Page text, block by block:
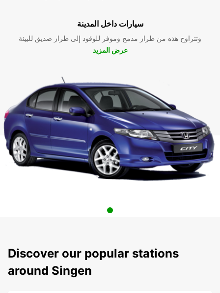
سيارات داخل المدينة
وتتراوح هذه من طراز مدمج وموفر للوقود إلى طراز صديق للبيئة
عرض المزيد
Discover our popular stations
around Singen